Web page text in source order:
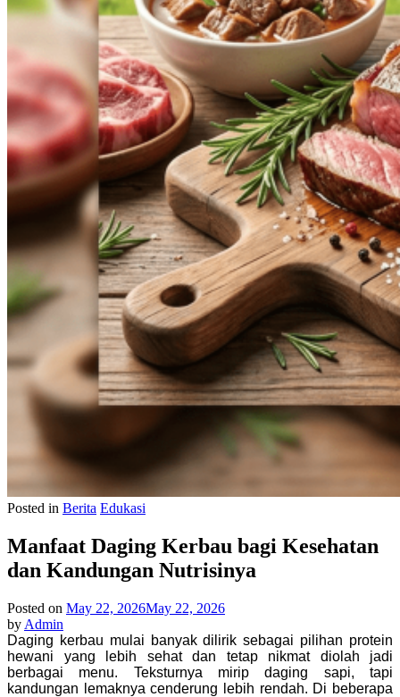
Posted in Berita Edukasi
Manfaat Daging Kerbau bagi Kesehatan
dan Kandungan Nutrisinya
Posted on May 22, 2026May 22, 2026
by Admin
Daging kerbau mulai banyak dilirik sebagai pilihan protein
hewani yang lebih sehat dan tetap nikmat diolah jadi
berbagai menu. Teksturnya mirip daging sapi, tapi
kandungan lemaknya cenderung lebih rendah. Di beberapa